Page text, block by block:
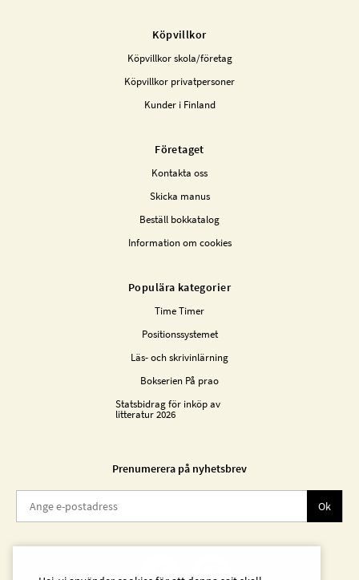
Köpvillkor
Köpvillkor skola/företag
Köpvillkor privatpersoner
Kunder i Finland
Företaget
Kontakta oss
Skicka manus
Beställ bokkatalog
Information om cookies
Populära kategorier
Time Timer
Positionssystemet
Läs- och skrivinlärning
Bokserien På prao
Statsbidrag för inköp av
litteratur 2026
Prenumerera på nyhetsbrev
Ok